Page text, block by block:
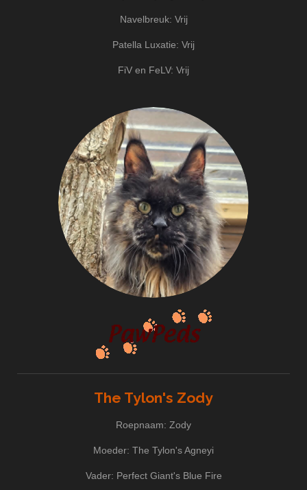
Navelbreuk: Vrij
Patella Luxatie: Vrij
FiV en FeLV: Vrij
The Tylon's Zody
Roepnaam: Zody
Moeder: The Tylon's Agneyi
Vader: Perfect Giant's Blue Fire